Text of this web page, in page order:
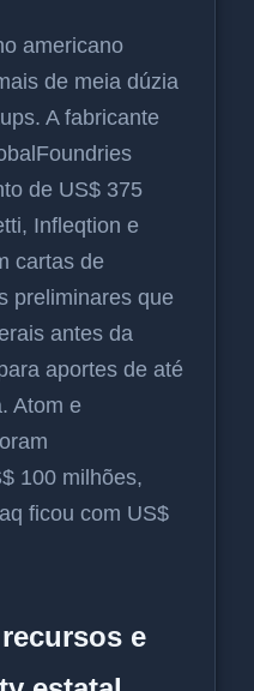
americano
de meia dúzia
A fabricante
de US$ 375
Infleqtion e
cartas de
preliminares que
antes da
aportes de até
Atom e
100 milhões,
ficou com US$
e